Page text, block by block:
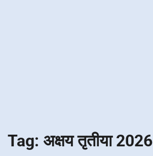
Tag: अक्षय तृतीया 2026